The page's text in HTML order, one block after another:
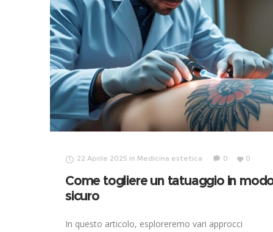
22 Aprile 2025 in Medicina estetica 0 0
Come togliere un tatuaggio in
sicuro
In questo articolo, esploreremo vari approcci